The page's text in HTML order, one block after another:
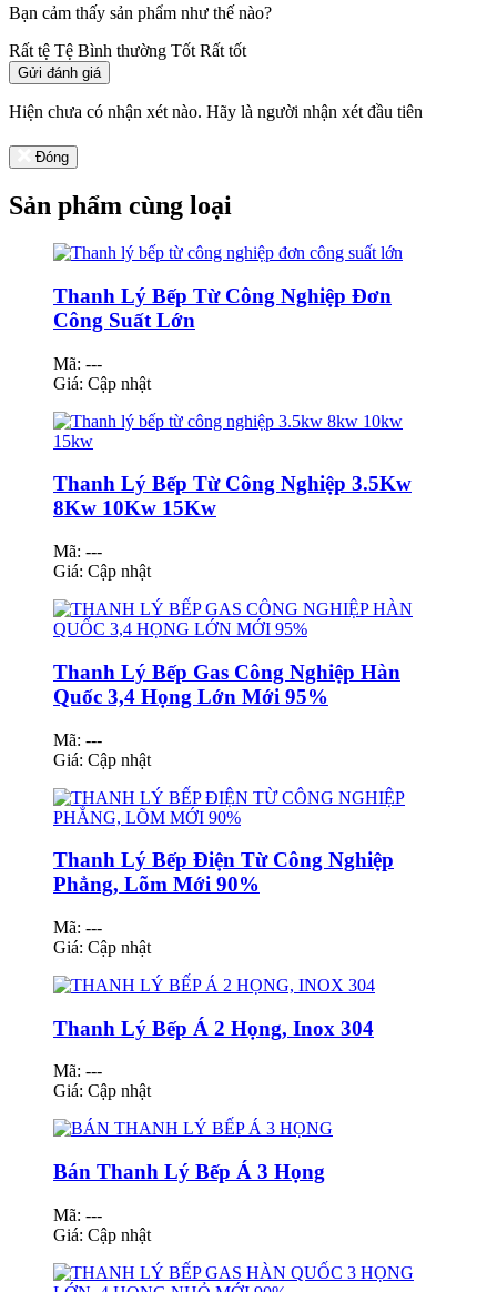
Bạn cảm thấy sản phẩm như thế nào?
Rất tệ Tệ Bình thường Tốt Rất tốt
Gửi đánh giá
Hiện chưa có nhận xét nào. Hãy là người nhận xét đầu tiên
Đóng
Sản phẩm cùng loại
Thanh Lý Bếp Từ Công Nghiệp Đơn
Công Suất Lớn
Mã: ---
Giá: Cập nhật
Thanh Lý Bếp Từ Công Nghiệp 3.5Kw
8Kw 10Kw 15Kw
Mã: ---
Giá: Cập nhật
Thanh Lý Bếp Gas Công Nghiệp Hàn
Quốc 3,4 Họng Lớn Mới 95%
Mã: ---
Giá: Cập nhật
Thanh Lý Bếp Điện Từ Công Nghiệp
Phẳng, Lõm Mới 90%
Mã: ---
Giá: Cập nhật
Thanh Lý Bếp Á 2 Họng, Inox 304
Mã: ---
Giá: Cập nhật
Bán Thanh Lý Bếp Á 3 Họng
Mã: ---
Giá: Cập nhật